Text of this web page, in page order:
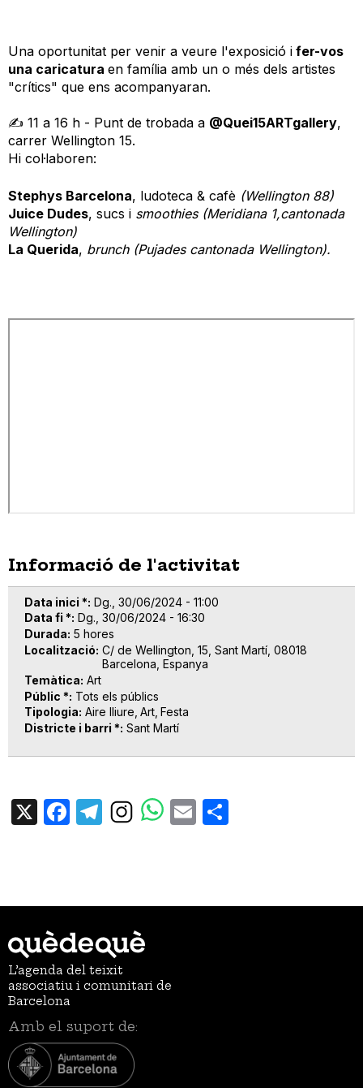
Una oportunitat per venir a veure l'exposició i fer-vos
una caricatura en família amb un o més dels artistes
"crítics" que ens acompanyaran.
✍️ 11 a 16 h - Punt de trobada a @Quei15ARTgallery,
carrer Wellington 15.
Hi col·laboren:
Stephys Barcelona, ludoteca & cafè (Wellington 88)
Juice Dudes, sucs i smoothies (Meridiana 1,cantonada
Wellington)
La Querida, brunch (Pujades cantonada Wellington).
Informació de l'activitat
Data inici * Dg., 30/06/2024 - 11:00
Data fi * Dg., 30/06/2024 - 16:30
Durada 5 hores
Localització C/ de Wellington, 15, Sant Martí, 08018
Barcelona, Espanya
Temàtica Art
Públic * Tots els públics
Tipologia Aire lliure Art Festa
Districte i barri * Sant Martí
X Facebook
TelegramEmail
L’agenda del teixit
associatiu i comunitari de
Barcelona
Amb el suport de: